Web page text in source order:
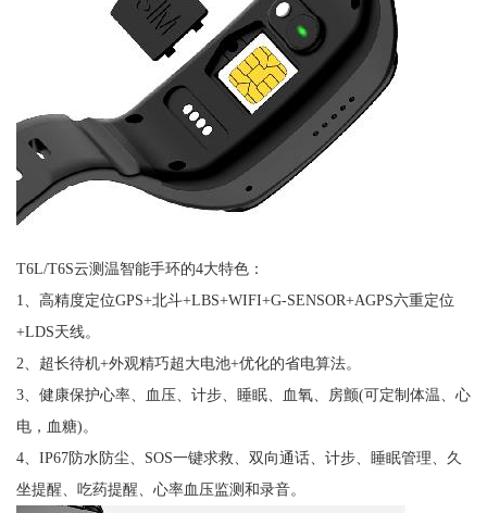
T6L/T6S云测温智能手环的4大特色：
1、高精度定位GPS+北斗+LBS+WIFI+G-SENSOR+AGPS六重定位
+LDS天线。
2、超长待机+外观精巧超大电池+优化的省电算法。
3、健康保护心率、血压、计步、睡眠、血氧、房颤(可定制体温、心
电，血糖)。
4、IP67防水防尘、SOS一键求救、双向通话、计步、睡眠管理、久
坐提醒、吃药提醒、心率血压监测和录音。